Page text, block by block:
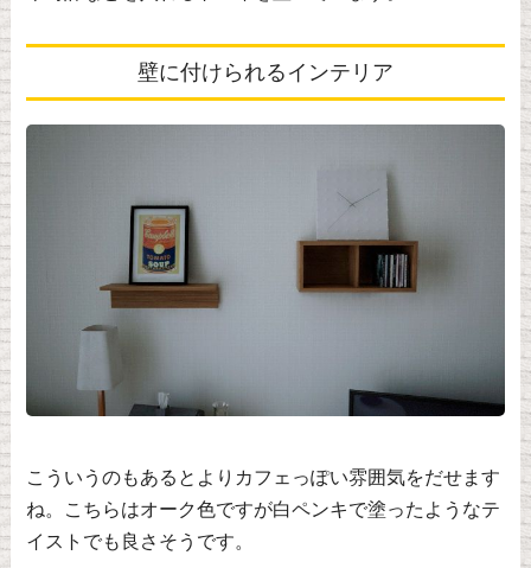
壁に付けられるインテリア
こういうのもあるとよりカフェっぽい雰囲気をだせます
ね。こちらはオーク色ですが白ペンキで塗ったようなテ
イストでも良さそうです。